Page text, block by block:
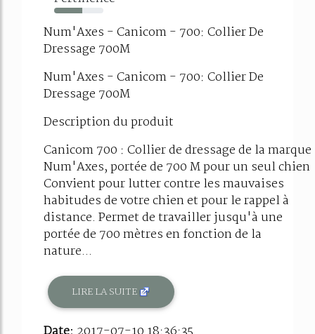
57%
Num'Axes - Canicom - 700: Collier De
Dressage 700M
Num'Axes - Canicom - 700: Collier De
Dressage 700M
Description du produit
Canicom 700 : Collier de dressage de la marque
Num'Axes, portée de 700 M pour un seul chien
Convient pour lutter contre les mauvaises
habitudes de votre chien et pour le rappel à
distance. Permet de travailler jusqu'à une
portée de 700 mètres en fonction de la
nature...
LIRE LA SUITE